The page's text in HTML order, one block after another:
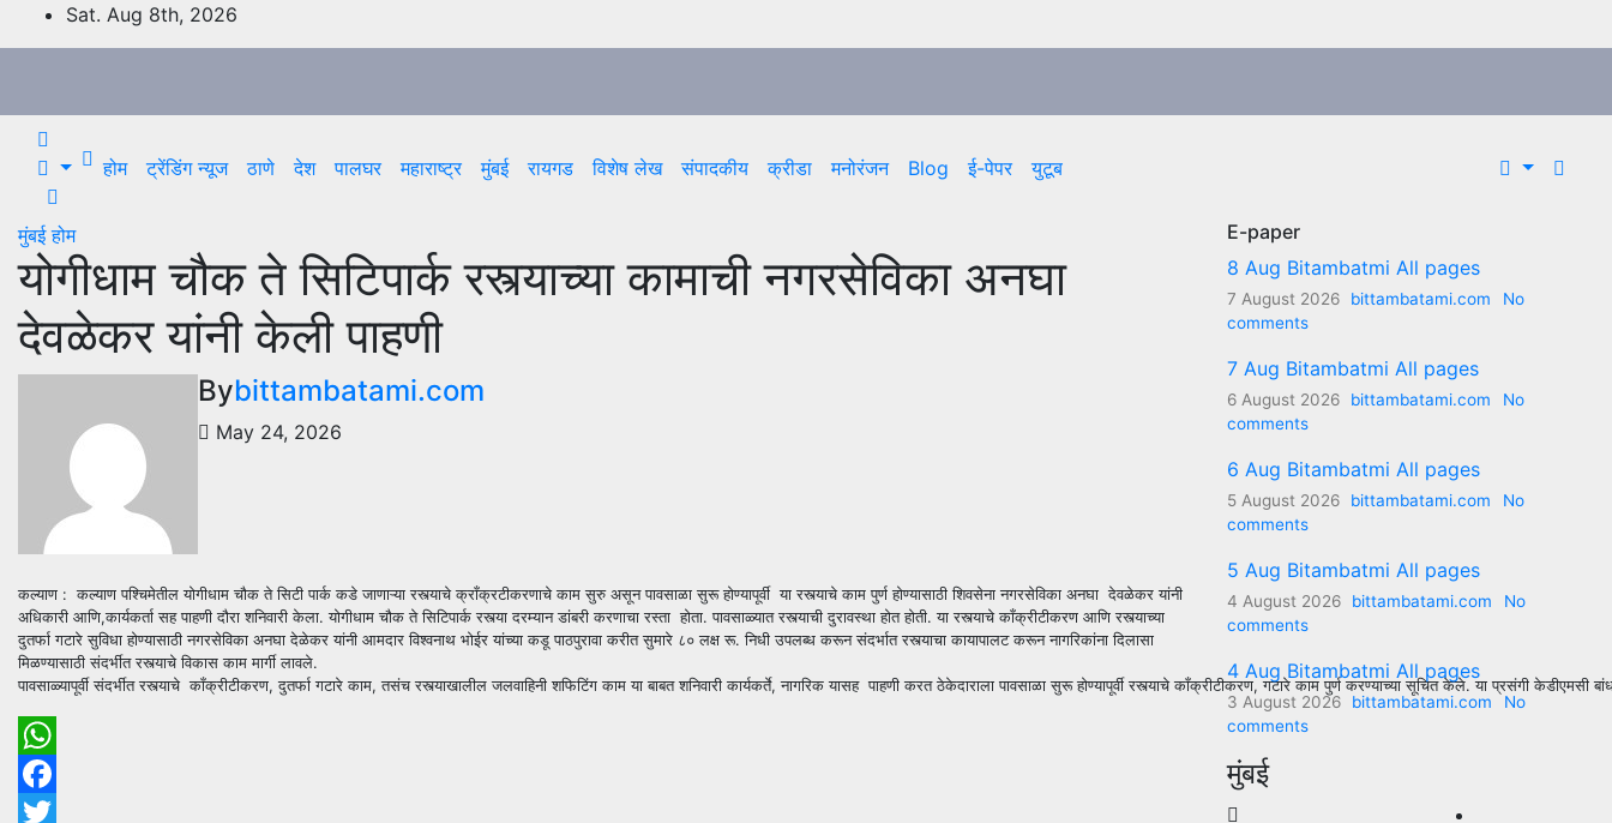
to
Sat. Aug 8th, 2026
होम ट्रेंडिंग न्यूज ठाणे देश पालघर महाराष्ट्र मुंबई रायगड विशेष लेख संपादकीय क्रीडा मनोरंजन Blog ई-पेपर युटूब
मुंबईहोम
योगीधाम चौक ते सिटिपार्क रस्त्याच्या कामाची नगरसेविका अनघा
देवळेकर यांनी केली पाहणी
Bybittambatami.com
May 24, 2026
कल्याण : कल्याण पश्चिमेतील योगीधाम चौक ते सिटी पार्क कडे जाणाऱ्या रस्त्याचे क्राँक्रटीकरणाचे काम सुरु असून पावसाळा सुरू होण्यापूर्वी या रस्त्याचे काम पुर्ण होण्यासाठी शिवसेना नगरसेविका अनघा देवळेकर यांनी
अधिकारी आणि,कार्यकर्ता सह पाहणी दौरा शनिवारी केला. योगीधाम चौक ते सिटिपार्क रस्त्या दरम्यान डांबरी करणाचा रस्ता होता. पावसाळ्यात रस्त्याची दुरावस्था होत होती. या रस्त्याचे काँक्रीटीकरण आणि रस्त्याच्या
दुतर्फा गटारे सुविधा होण्यासाठी नगरसेविका अनघा देळेकर यांनी आमदार विश्वनाथ भोईर यांच्या कडू पाठपुरावा करीत सुमारे ८० लक्ष रू. निधी उपलब्ध करून संदर्भात रस्त्याचा कायापालट करून नागरिकांना दिलासा
मिळण्यासाठी संदर्भीत रस्त्याचे विकास काम मार्गी लावले.
पावसाळ्यापूर्वी संदर्भीत रस्त्याचे काँक्रीटीकरण, दुतर्फा गटारे काम, तसंच रस्त्याखालील जलवाहिनी शफिटिंग काम या बाबत शनिवारी कार्यकर्ते, नागरिक यासह पाहणी करत ठेकेदाराला पावसाळा सुरू होण्यापूर्वी रस्त्याचे काँक्रीटीकरण, गटारे काम पुर्ण करण्याच्या सूचित केले. या प्रसंगी केडीएमसी
WhatsApp
Facebook
E-paper
8 Aug Bitambatmi All pages
7 August 2026 bittambatami.com
No
comments
7 Aug Bitambatmi All pages
6 August 2026 bittambatami.com
No
comments
6 Aug Bitambatmi All pages
5 August 2026 bittambatami.com
No
comments
5 Aug Bitambatmi All pages
4 August 2026 bittambatami.com
No
comments
4 Aug Bitambatmi All pages
3 August 2026 bittambatami.com
No
comments
मुंबई